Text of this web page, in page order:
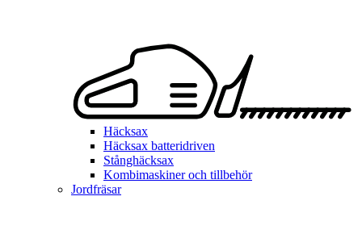
Häcksax
Häcksax batteridriven
Stånghäcksax
Kombimaskiner och tillbehör
Jordfräsar